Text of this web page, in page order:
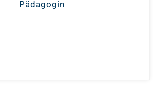
Pädagogin